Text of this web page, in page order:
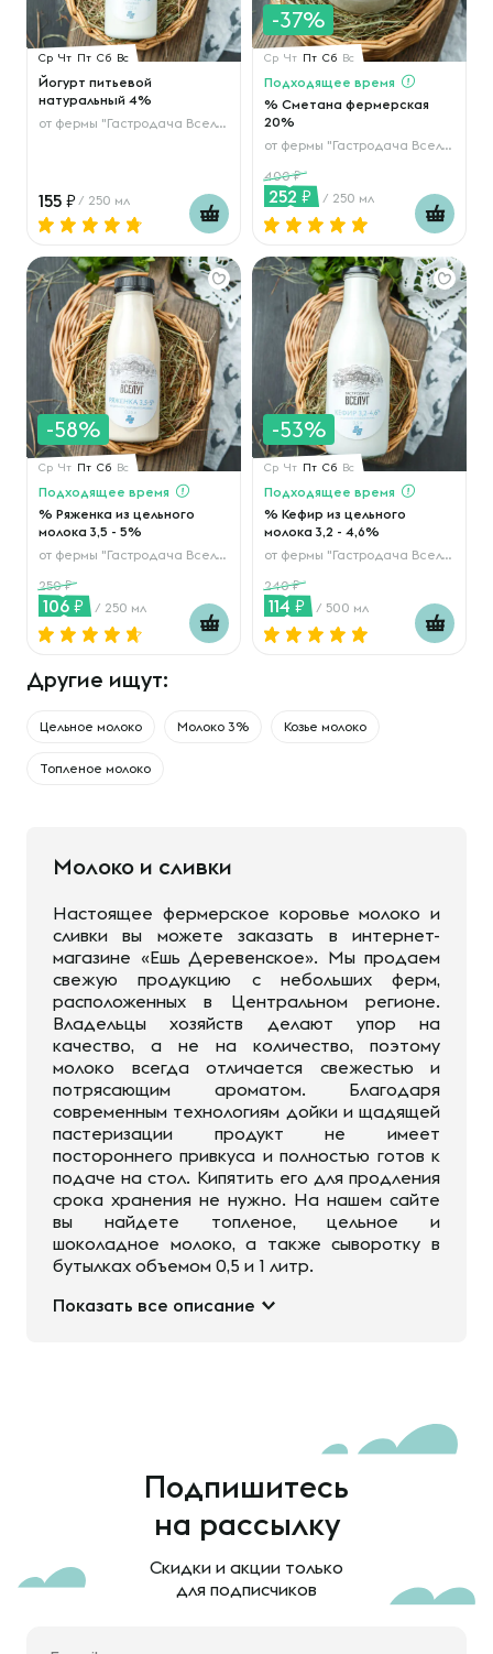
Ср Чт Пт Сб Вс
Йогурт питьевой
натуральный 4%
от фермы "Гастродача Вселуг"
155 / 250 мл
-37%
Ср Чт Пт Сб Вс
Подходящее время
% Сметана фермерская
20%
от фермы "Гастродача Вселуг"
400
252 / 250 мл
-58%
Ср Чт Пт Сб Вс
Подходящее время
% Ряженка из цельного
молока 3,5 - 5%
от фермы "Гастродача Вселуг"
250
106 / 250 мл
-53%
Ср Чт Пт Сб Вс
Подходящее время
% Кефир из цельного
молока 3,2 - 4,6%
от фермы "Гастродача Вселуг"
240
114 / 500 мл
Другие ищут:
Цельное молоко Молоко 3% Козье молоко
Топленое молоко
Молоко и сливки
Настоящее фермерское коровье молоко и
сливки вы можете заказать в интернет-
магазине «Ешь Деревенское». Мы продаем
свежую продукцию с небольших ферм,
расположенных в Центральном регионе.
Владельцы хозяйств делают упор на
качество, а не на количество, поэтому
молоко всегда отличается свежестью и
потрясающим ароматом. Благодаря
современным технологиям дойки и щадящей
пастеризации продукт не имеет
постороннего привкуса и полностью готов к
подаче на стол. Кипятить его для продления
срока хранения не нужно. На нашем сайте
вы найдете топленое, цельное и
шоколадное молоко, а также сыворотку в
бутылках объемом 0,5 и 1 литр.
Показать все описание
Подпишитесь
на рассылку
Скидки и акции только
для подписчиков